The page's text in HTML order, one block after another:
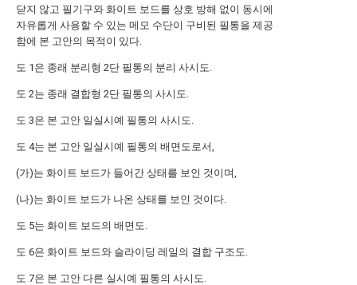
닫지 않고 필기구와 화이트 보드를 상호 방해 없이 동시에
자유롭게 사용할 수 있는 메모 수단이 구비된 필통을 제공
함에 본 고안의 목적이 있다.
도 1은 종래 분리형 2단 필통의 분리 사시도.
도 2는 종래 결합형 2단 필통의 사시도.
도 3은 본 고안 일실시예 필통의 사시도.
도 4는 본 고안 일실시예 필통의 배면도로서,
(가)는 화이트 보드가 들어간 상태를 보인 것이며,
(나)는 화이트 보드가 나온 상태를 보인 것이다.
도 5는 화이트 보드의 배면도.
도 6은 화이트 보드와 슬라이딩 레일의 결합 구조도.
도 7은 본 고안 다른 실시예 필통의 사시도.